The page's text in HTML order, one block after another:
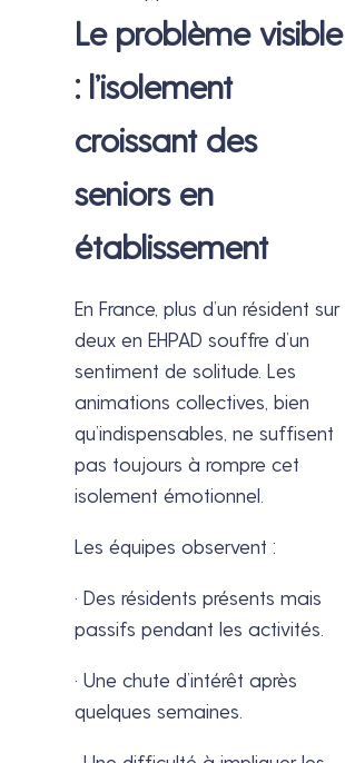
Le problème visible
: l’isolement
croissant des
seniors en
établissement
En France, plus d’un résident sur
deux en EHPAD souffre d’un
sentiment de solitude. Les
animations collectives, bien
qu’indispensables, ne suffisent
pas toujours à rompre cet
isolement émotionnel.
Les équipes observent :
· Des résidents présents mais
passifs pendant les activités.
· Une chute d’intérêt après
quelques semaines.